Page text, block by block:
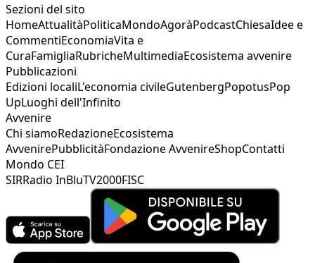
Sezioni del sito
HomeAttualitàPoliticaMondoAgoràPodcastChiesaIdee e
CommentiEconomiaVita e
CuraFamigliaRubricheMultimediaEcosistema avvenire
Pubblicazioni
Edizioni localiL'economia civileGutenbergPopotusPop
UpLuoghi dell'Infinito
Avvenire
Chi siamoRedazioneEcosistema
AvvenirePubblicitàFondazione AvvenireShopContatti
Mondo CEI
SIRRadio InBluTV2000FISC